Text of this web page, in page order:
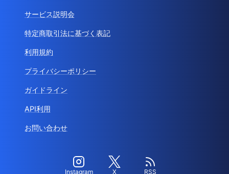
サービス説明会
特定商取引法に基づく表記
利用規約
プライバシーポリシー
ガイドライン
API利用
お問い合わせ
Instagram X RSS